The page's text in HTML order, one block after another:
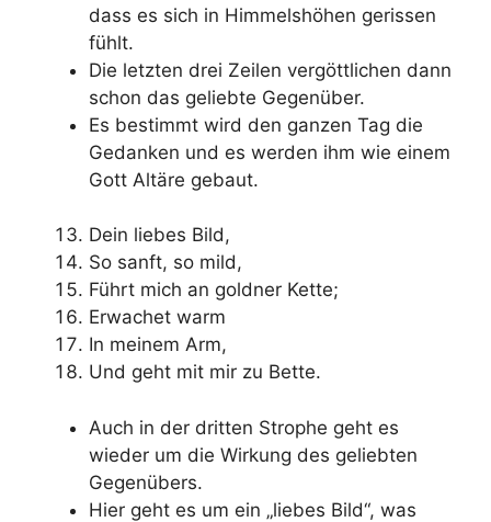
dass es sich in Himmelshöhen gerissen
fühlt.
Die letzten drei Zeilen vergöttlichen dann
schon das geliebte Gegenüber.
Es bestimmt wird den ganzen Tag die
Gedanken und es werden ihm wie einem
Gott Altäre gebaut.
Dein liebes Bild,
So sanft, so mild,
Führt mich an goldner Kette;
Erwachet warm
In meinem Arm,
Und geht mit mir zu Bette.
Auch in der dritten Strophe geht es
wieder um die Wirkung des geliebten
Gegenübers.
Hier geht es um ein „liebes Bild“, was